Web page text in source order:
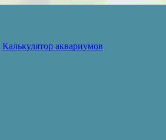
Калькулятор аквариумов